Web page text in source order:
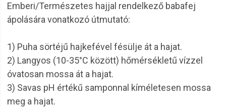
Emberi/Természetes hajjal rendelkező babafej
ápolására vonatkozó útmutató:
1) Puha sörtéjű hajkefével fésülje át a hajat.
2) Langyos (10-35°C között) hőmérsékletű vízzel
óvatosan mossa át a hajat.
3) Savas pH értékű samponnal kíméletesen mossa
meg a hajat.